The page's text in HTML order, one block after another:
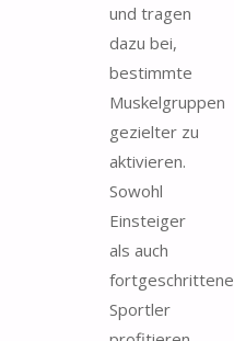
und tragen
dazu bei,
bestimmte
Muskelgruppen
gezielter zu
aktivieren.
Sowohl
Einsteiger
als auch
fortgeschrittene
Sportler